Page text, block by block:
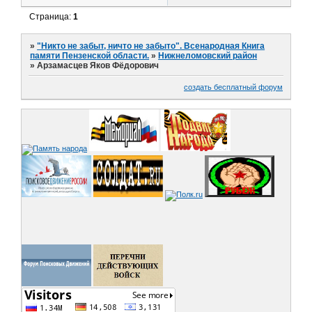
Страница:1
»"Никто не забыт, ничто не забыто". Всенародная Книга
памяти Пензенской области. »Нижнеломовский район
»Арзамасцев Яков Фёдорович
создать бесплатный форум